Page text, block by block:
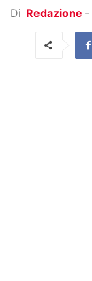
Di Redazione -